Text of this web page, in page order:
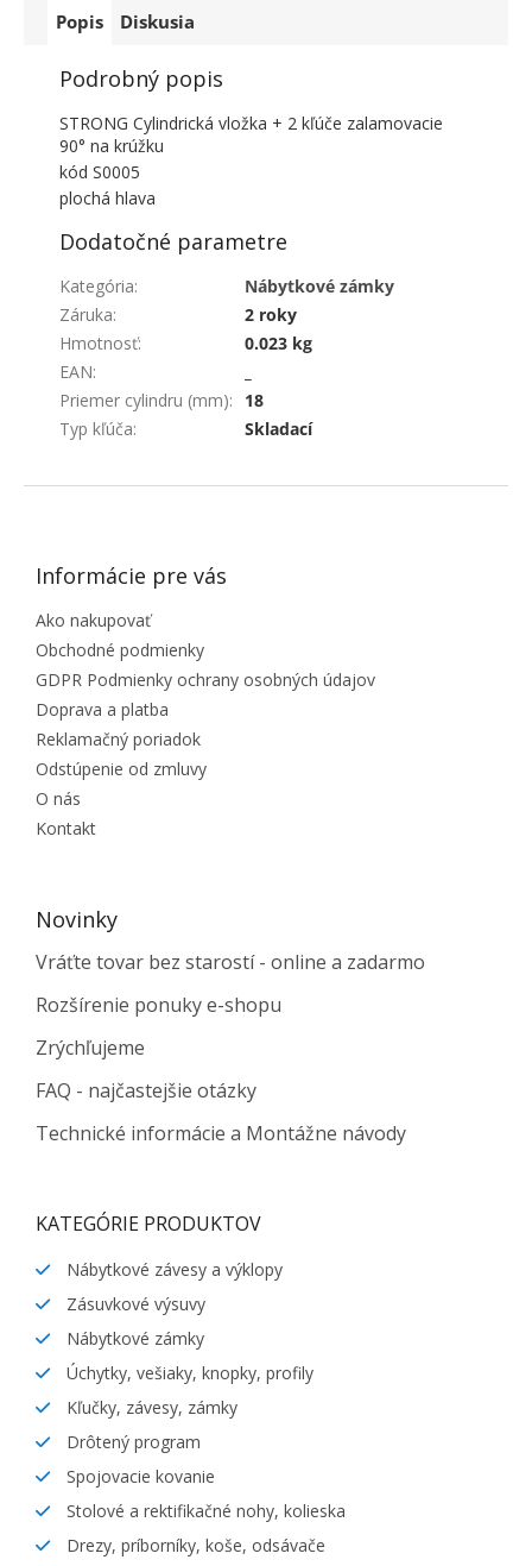
Popis Diskusia
Podrobný popis
STRONG Cylindrická vložka + 2 kľúče zalamovacie
90° na krúžku
kód S0005
plochá hlava
Dodatočné parametre
Kategória:
Nábytkové zámky
Záruka:
2 roky
Hmotnosť:
0.023 kg
EAN:
Priemer cylindru (mm):
18
Typ kľúča: Skladací
ZÁPÄTIE
Informácie pre vás
Ako nakupovať
Obchodné podmienky
GDPR Podmienky ochrany osobných údajov
Doprava a platba
Reklamačný poriadok
Odstúpenie od zmluvy
O nás
Kontakt
Novinky
Vráťte tovar bez starostí - online a zadarmo
Rozšírenie ponuky e-shopu
Zrýchľujeme
FAQ - najčastejšie otázky
Technické informácie a Montážne návody
KATEGÓRIE PRODUKTOV
Nábytkové závesy a výklopy
Zásuvkové výsuvy
Nábytkové zámky
Úchytky, vešiaky, knopky, profily
Kľučky, závesy, zámky
Drôtený program
Spojovacie kovanie
Stolové a rektifikačné nohy, kolieska
Drezy, príborníky, koše, odsávače